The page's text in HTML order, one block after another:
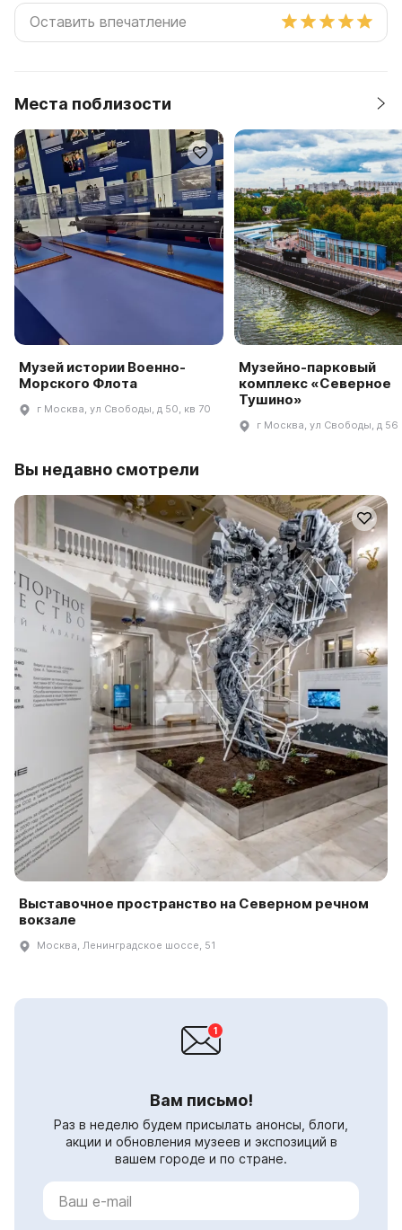
Места поблизости
Музей истории Военно-
Морского Флота
г Москва, ул Свободы, д 50, кв 70
Музейно-парковый
комплекс «Северное
Тушино»
г Москва, ул Свободы, д 56
Вы недавно смотрели
Выставочное пространство на Северном речном
вокзале
Москва, Ленинградское шоссе, 51
Вам письмо!
Раз в неделю будем присылать анонсы, блоги,
акции и обновления музеев и экспозиций в
вашем городе и по стране.